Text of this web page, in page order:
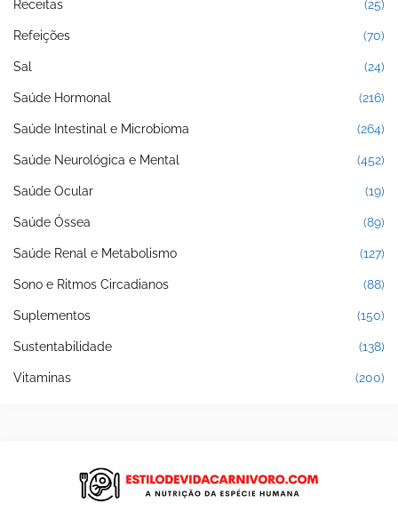
Receitas (25)
Refeições (70)
Sal (24)
Saúde Hormonal (216)
Saúde Intestinal e Microbioma (264)
Saúde Neurológica e Mental (452)
Saúde Ocular (19)
Saúde Óssea (89)
Saúde Renal e Metabolismo (127)
Sono e Ritmos Circadianos (88)
Suplementos (150)
Sustentabilidade (138)
Vitaminas (200)